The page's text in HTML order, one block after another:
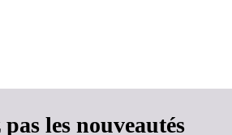
les nouveautés